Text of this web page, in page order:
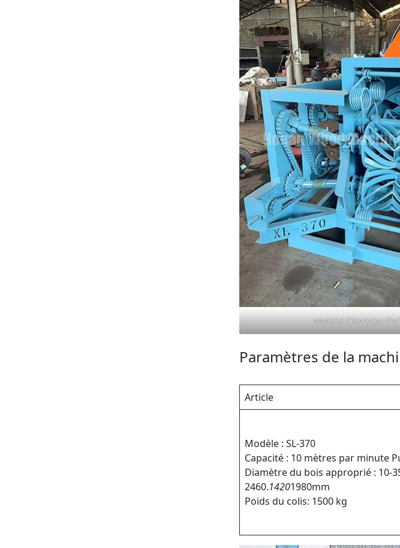
Matériel d'écorçage
Paramètres de la
Article
Modèle : SL-370
Capacité : 10 mètres par minute
Diamètre du bois approprié : 10-
2460.14201980mm
Poids du colis: 1500 kg